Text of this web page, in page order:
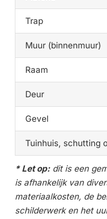
Trap
Muur (binnenmuur)
Raam
Deur
Gevel
Tuinhuis, schutting
* Let op:dit is een
is afhankelijk van
materiaalkosten, de
schilderwerk en het